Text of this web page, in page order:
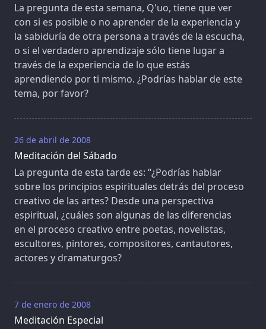
La pregunta de esta semana, Q'uo, tiene que ver
con si es posible o no aprender de la experiencia y
la sabiduría de otra persona a través de la escucha,
o si el verdadero aprendizaje sólo tiene lugar a
través de la experiencia de lo que estás
aprendiendo por ti mismo. ¿Podrías hablar de este
tema, por favor?
26 de abril de 2008
Meditación del Sábado
La pregunta de esta tarde es: “¿Podrías hablar
sobre los principios espirituales detrás del proceso
creativo de las artes? Desde una perspectiva
espiritual, ¿cuáles son algunas de las diferencias
en el proceso creativo entre poetas, novelistas,
escultores, pintores, compositores, cantautores,
actores y dramaturgos?
7 de enero de 2008
Meditación Especial